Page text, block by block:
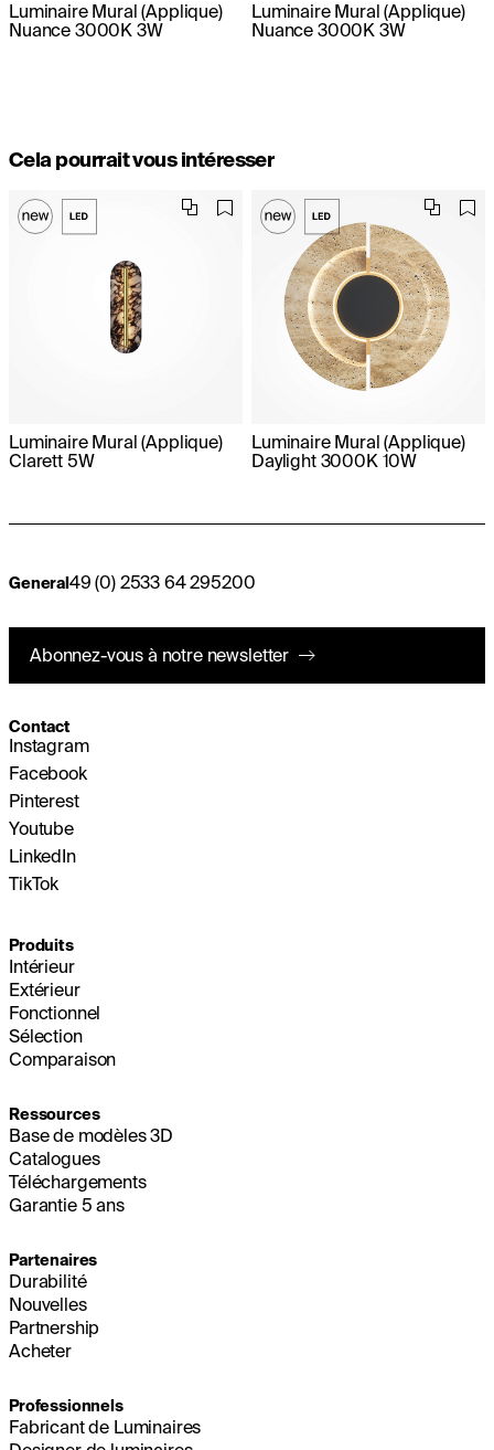
Luminaire Mural (Applique)
Nuance 3000K 3W
Luminaire Mural (Applique)
Nuance 3000K 3W
Cela pourrait vous intéresser
Luminaire Mural (Applique)
Clarett 5W
Luminaire Mural (Applique)
Daylight 3000K 10W
General 49 (0) 2533 64 295200
Abonnez-vous à notre newsletter
Contact
Instagram
Facebook
Pinterest
Youtube
LinkedIn
TikTok
Produits
Intérieur
Extérieur
Fonctionnel
Sélection
Comparaison
Ressources
Base de modèles 3D
Catalogues
Téléchargements
Garantie 5 ans
Partenaires
Durabilité
Nouvelles
Partnership
Acheter
Professionnels
Fabricant de Luminaires